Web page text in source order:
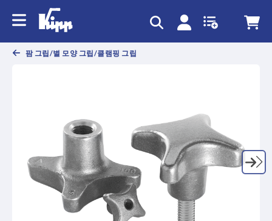
팜 그립/별 모양 그립/클램핑 그립